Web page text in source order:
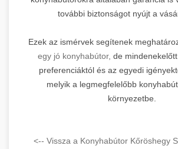
további biztonságot nyújt a
Ezek az ismérvek segítenek
egy jó konyhabútor, de
preferenciáktól és az egyedi
melyik a legmegfelelőbb
környezetbe.
<-- Vissza a Konyhabútor Kőröshegy